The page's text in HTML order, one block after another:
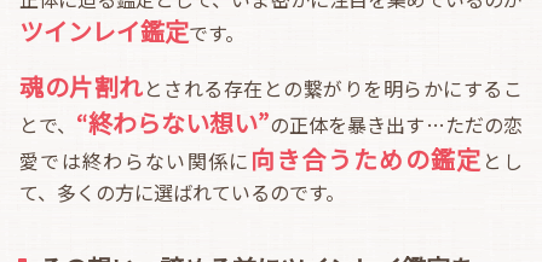
ツインレイ鑑定です。
魂の片割れとされる存在との繋がりを明らかにするこ
とで、 “終わらない想い”の正体を暴き出す…ただの恋
愛では終わらない関係に 向き合うための鑑定とし
て、多くの方に選ばれているのです。